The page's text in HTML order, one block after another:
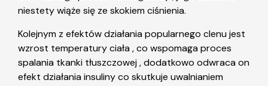
niestety wiąże się ze skokiem ciśnienia.
Kolejnym z efektów działania popularnego clenu jest
wzrost temperatury ciała , co wspomaga proces
spalania tkanki tłuszczowej , dodatkowo odwraca on
efekt działania insuliny co skutkuje uwalnianiem